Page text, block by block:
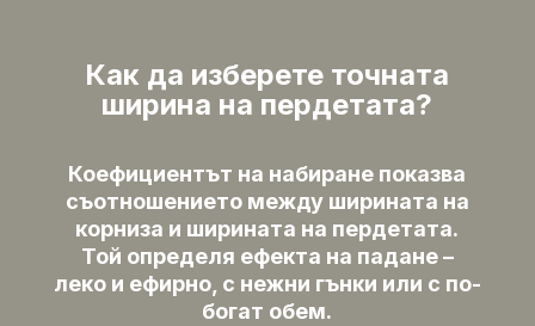
Как да изберете точната
ширина на пердетата?
Коефициентът на набиране показва
съотношението между ширината на
корниза и ширината на пердетата.
Той определя ефекта на падане –
леко и ефирно, с нежни гънки или с по-
богат обем.